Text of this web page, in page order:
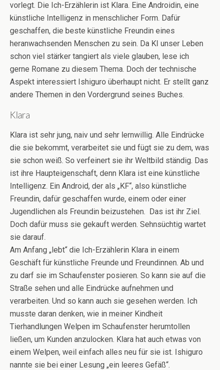
vorlegt. Die Ich-Erzählerin ist Klara. Eine Androidin, eine
künstliche Intelligenz in menschlicher Form. Dafür
geschaffen, die beste künstliche Freundin eines
heranwachsenden Menschen zu sein. Da KI unser Leben
schon viel stärker tangiert als viele glauben, lese ich
gerne Romane zu diesem Thema. Doch der technische
Aspekt interessiert Ishiguro überhaupt nicht. Er stellt ganz
andere Themen in den Vordergrund seines Buches.
Klara
Klara ist sehr jung, naiv und sehr lernwillig. Alle Eindrücke
die sie bekommt, verarbeitet sie und fügt sie zu dem, was
sie schon weiß. So verfeinert sie ihr Weltbild ständig. Das
ist ihre Haupteigenschaft, denn Klara ist eine künstliche
Intelligenz. Ein Android, der als „KF“, also künstliche
Freundin, dafür geschaffen wurde, einem oder einer
Jugendlichen als Freundin beizustehen. Das ist ihr Ziel.
Doch dafür muss sie gekauft werden. Sehnsüchtig wartet
sie darauf.
Am Anfang „lebt“ die Ich-Erzählerin Klara in einem
Geschäft für künstliche Freunde und Freundinnen. Ab und
zu darf sie im Schaufenster posieren. So kann sie auf die
Straße sehen und alle Eindrücke aufnehmen und
verarbeiten. Und so kann auch sie gesehen werden. Ich
musste daran denken, wie in meiner Kindheit
Tierhandlungen Welpen im Schaufenster herumtollen
ließen, um Kunden anzulocken. Klara hat auch etwas von
einem Welpen, weil einfach alles neu für sie ist. Ishiguro
nannte sie bei einer Lesung „ein leeres Gefäß“.